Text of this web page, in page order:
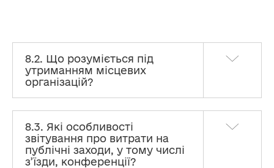
8.2. Що розуміється під
утриманням місцевих
організацій?
8.3. Які особливості
звітування про витрати на
публічні заходи, у тому числі
з’їзди, конференції?